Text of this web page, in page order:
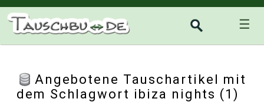
☰
Angebotene Tauschartikel mit
dem Schlagwort ibiza nights (1)